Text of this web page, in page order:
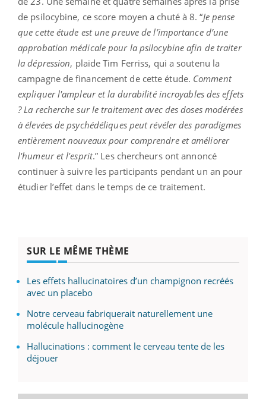
de psilocybine, ce score moyen a chuté à 8. “Je pense
que cette étude est une preuve de l’importance d’une
approbation médicale pour la psilocybine afin de traiter
la dépression, plaide Tim Ferriss, qui a soutenu la
campagne de financement de cette étude. Comment
expliquer l'ampleur et la durabilité incroyables des effets
? La recherche sur le traitement avec des doses modérées
à élevées de psychédéliques peut révéler des paradigmes
entièrement nouveaux pour comprendre et améliorer
l'humeur et l'esprit.” Les chercheurs ont annoncé
continuer à suivre les participants pendant un an pour
étudier l’effet dans le temps de ce traitement.
SUR LE MÊME THÈME
Les effets hallucinatoires d’un champignon recréés
avec un placebo
Notre cerveau fabriquerait naturellement une
molécule hallucinogène
Hallucinations : comment le cerveau tente de les
déjouer